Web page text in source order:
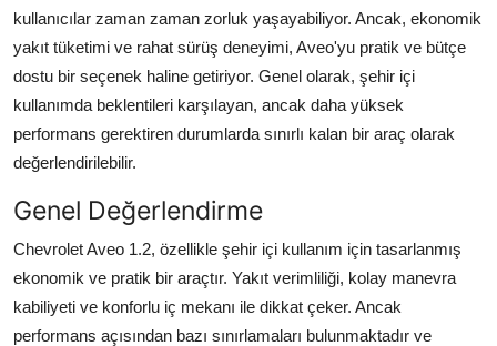
kullanıcılar zaman zaman zorluk yaşayabiliyor. Ancak, ekonomik
yakıt tüketimi ve rahat sürüş deneyimi, Aveo'yu pratik ve bütçe
dostu bir seçenek haline getiriyor. Genel olarak, şehir içi
kullanımda beklentileri karşılayan, ancak daha yüksek
performans gerektiren durumlarda sınırlı kalan bir araç olarak
değerlendirilebilir.
Genel Değerlendirme
Chevrolet Aveo 1.2, özellikle şehir içi kullanım için tasarlanmış
ekonomik ve pratik bir araçtır. Yakıt verimliliği, kolay manevra
kabiliyeti ve konforlu iç mekanı ile dikkat çeker. Ancak
performans açısından bazı sınırlamaları bulunmaktadır ve